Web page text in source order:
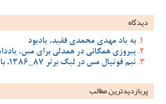
دیدگاه
به یاد مهدی محمدی فقید، یادبود
پیروزی همگانی در همدلی برای مس،
تیم فوتبال مس در لیگ برتر 87_1386، با خاطرات مس
پربازدیدترین‌ مطالب